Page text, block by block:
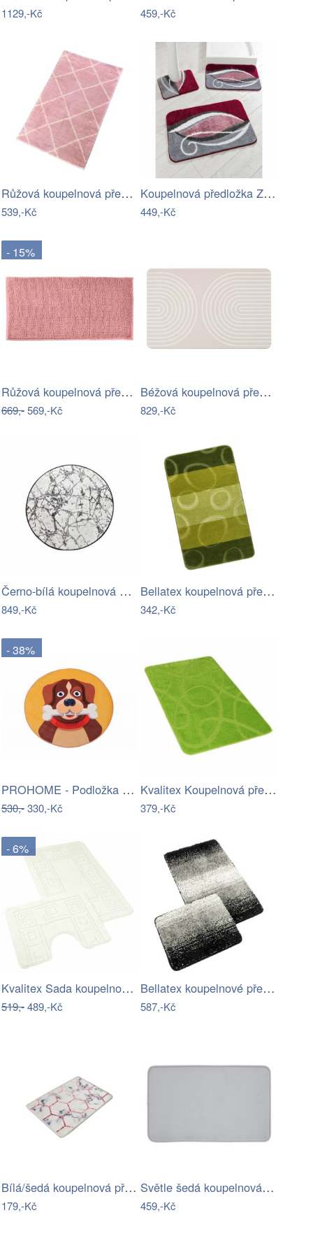
1129,-Kč 459,-Kč
Růžová koupelnová předložka 50x80 cm…
539,-Kč
Koupelnová předložka Zilla
449,-Kč
- 15%
Růžová koupelnová předložka 50x120 cm…
669,-569,-Kč
Béžová koupelnová předložka z křemeliny…
829,-Kč
Černo-bílá koupelnová předložka…
849,-Kč
Bellatex koupelnová předložka BANY…
342,-Kč
- 38%
PROHOME - Podložka kulatá pes
530,-330,-Kč
Kvalitex Koupelnová předložka Elipsy…
379,-Kč
- 6%
Kvalitex Sada koupelnových předložek…
519,-489,-Kč
Bellatex koupelnové předložky…
587,-Kč
Bílá/šedá koupelnová předložka 60x40 cm…
179,-Kč
Světle šedá koupelnová předložka 50x80…
459,-Kč